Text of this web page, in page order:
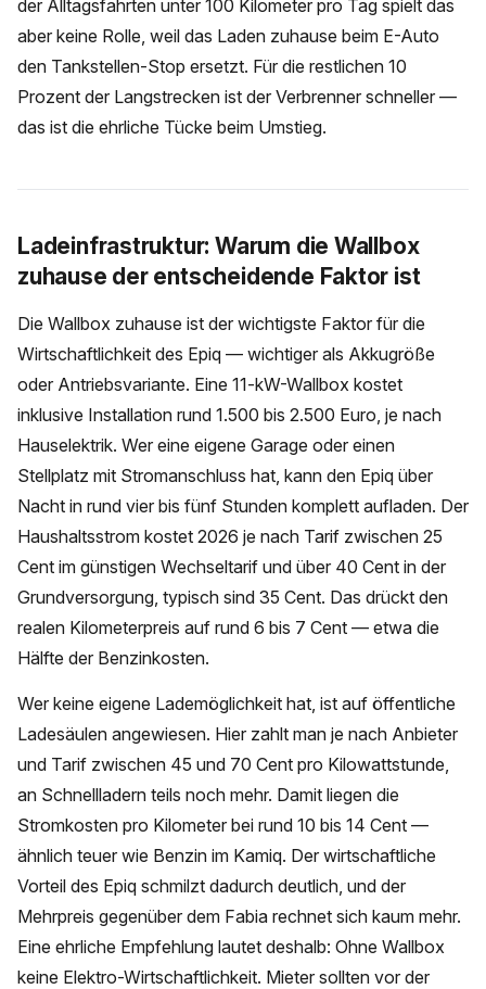
der Alltagsfahrten unter 100 Kilometer pro Tag spielt das
aber keine Rolle, weil das Laden zuhause beim E-Auto
den Tankstellen-Stop ersetzt. Für die restlichen 10
Prozent der Langstrecken ist der Verbrenner schneller —
das ist die ehrliche Tücke beim Umstieg.
Ladeinfrastruktur: Warum die Wallbox
zuhause der entscheidende Faktor ist
Die Wallbox zuhause ist der wichtigste Faktor für die
Wirtschaftlichkeit des Epiq — wichtiger als Akkugröße
oder Antriebsvariante. Eine 11-kW-Wallbox kostet
inklusive Installation rund 1.500 bis 2.500 Euro, je nach
Hauselektrik. Wer eine eigene Garage oder einen
Stellplatz mit Stromanschluss hat, kann den Epiq über
Nacht in rund vier bis fünf Stunden komplett aufladen. Der
Haushaltsstrom kostet 2026 je nach Tarif zwischen 25
Cent im günstigen Wechseltarif und über 40 Cent in der
Grundversorgung, typisch sind 35 Cent. Das drückt den
realen Kilometerpreis auf rund 6 bis 7 Cent — etwa die
Hälfte der Benzinkosten.
Wer keine eigene Lademöglichkeit hat, ist auf öffentliche
Ladesäulen angewiesen. Hier zahlt man je nach Anbieter
und Tarif zwischen 45 und 70 Cent pro Kilowattstunde,
an Schnellladern teils noch mehr. Damit liegen die
Stromkosten pro Kilometer bei rund 10 bis 14 Cent —
ähnlich teuer wie Benzin im Kamiq. Der wirtschaftliche
Vorteil des Epiq schmilzt dadurch deutlich, und der
Mehrpreis gegenüber dem Fabia rechnet sich kaum mehr.
Eine ehrliche Empfehlung lautet deshalb: Ohne Wallbox
keine Elektro-Wirtschaftlichkeit. Mieter sollten vor der